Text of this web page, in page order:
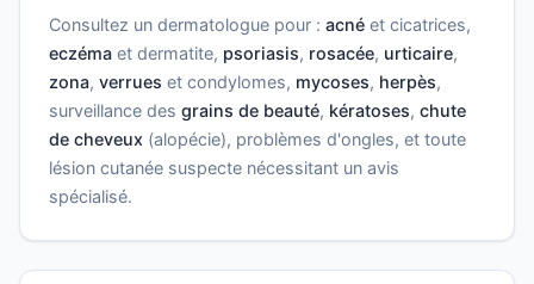
Consultez un dermatologue pour : acné et cicatrices,
eczéma et dermatite, psoriasis, rosacée, urticaire,
zona, verrues et condylomes, mycoses, herpès,
surveillance des grains de beauté, kératoses, chute
de cheveux (alopécie), problèmes d'ongles, et toute
lésion cutanée suspecte nécessitant un avis
spécialisé.